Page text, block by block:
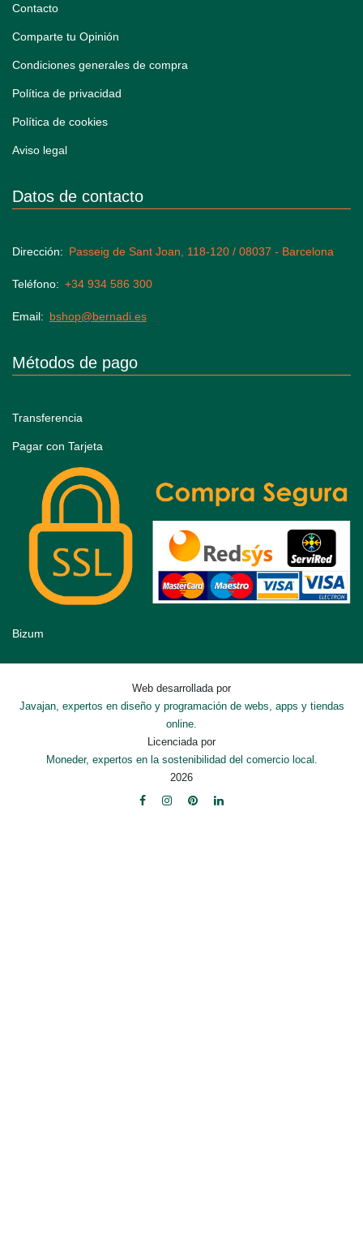
Contacto
Comparte tu Opinión
Condiciones generales de compra
Política de privacidad
Política de cookies
Aviso legal
Datos de contacto
Dirección Passeig de Sant Joan, 118-120 / 08037 - Barcelona
Teléfono +34 934 586 300
Email bshop@bernadi.es
Métodos de pago
Transferencia
Pagar con Tarjeta
Bizum
Web desarrollada por
Javajan, expertos en diseño y programación de webs, apps y tiendas
online.
Licenciada por
Moneder, expertos en la sostenibilidad del comercio local.
2026